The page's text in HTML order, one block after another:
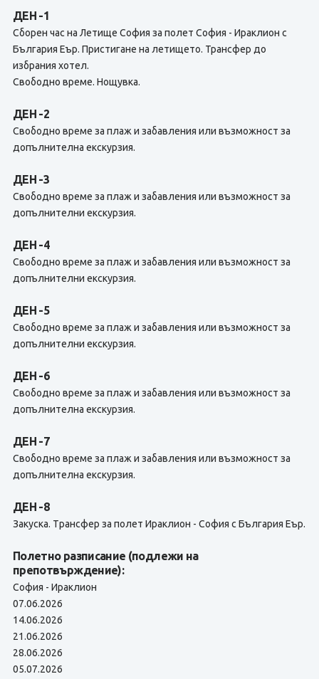
ДЕН -1
Сборен час на Летище София за полет София - Ираклион с
България Еър. Пристигане на летището. Трансфер до
избрания хотел.
Свободно време. Нощувка.
ДЕН -2
Свободно време за плаж и забавления или възможност за
допълнителна екскурзия.
ДЕН -3
Свободно време за плаж и забавления или възможност за
допълнителни екскурзия.
ДЕН -4
Свободно време за плаж и забавления или възможност за
допълнителни екскурзия.
ДЕН -5
Свободно време за плаж и забавления или възможност за
допълнителни екскурзия.
ДЕН -6
Свободно време за плаж и забавления или възможност за
допълнителна екскурзия.
ДЕН -7
Свободно време за плаж и забавления или възможност за
допълнителна екскурзия.
ДЕН -8
Закуска. Tрансфер за полет Ираклион - София с България Еър.
Полетно разписание (подлежи на
препотвърждение):
София - Ираклион
07.06.2026
14.06.2026
21.06.2026
28.06.2026
05.07.2026